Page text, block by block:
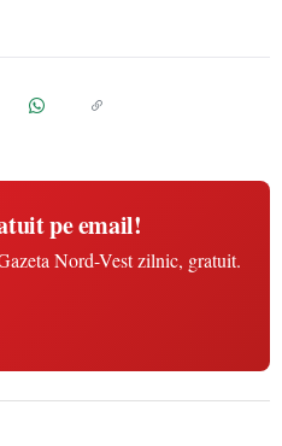
pe email!
Nord-Vest zilnic, gratuit.